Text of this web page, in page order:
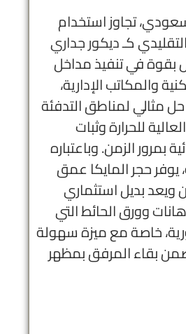
تجاوز استخدام
كـديكور جداري
بقوة في تنفيذ مداخل
والمكاتب الإدارية،
مثالي لمناطق التدفئة
للحرارة وثبات
بمرور الزمن. وباعتباره
حجر المايكا عمق
ويعد بديل استثماري
وورق الحائط التي
خاصة مع ميزة سهولة
بقاء المرفق بمظهر